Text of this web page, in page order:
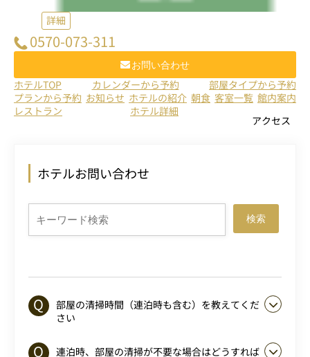
詳細
0570-073-311
お問い合わせ
ホテルTOP カレンダーから予約
部屋タイプから予約
プランから予約 お知らせ ホテルの紹介 朝食 客室一覧 館内案内
レストラン
ホテル詳細
アクセス
ホテルお問い合わせ
検索
部屋の清掃時間（連泊時も含む）を教えてくだ
さい
連泊時、部屋の清掃が不要な場合はどうすれば